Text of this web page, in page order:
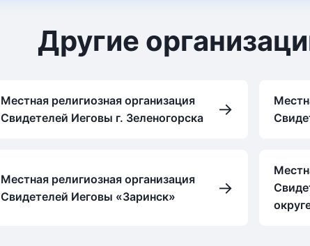
Другие
Местная религиозная организация
Свидетелей Иеговы г. Зеленогорска
→
Местная религиозная организация
Свидетелей Иеговы «Заринск»
→